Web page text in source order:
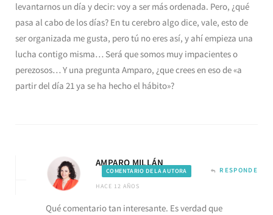
levantarnos un día y decir: voy a ser más ordenada. Pero, ¿qué
pasa al cabo de los días? En tu cerebro algo dice, vale, esto de
ser organizada me gusta, pero tú no eres así, y ahí empieza una
lucha contigo misma… Será que somos muy impacientes o
perezosos… Y una pregunta Amparo, ¿que crees en eso de «a
partir del día 21 ya se ha hecho el hábito»?
AMPARO MILLÁN
COMENTARIO DE LA AUTORA
HACE 12 AÑOS
RESPONDE
Qué comentario tan interesante. Es verdad que